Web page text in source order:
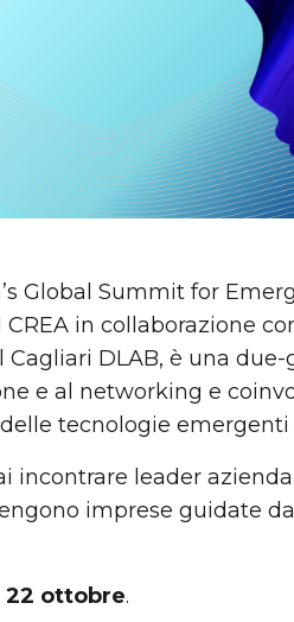
Global Summit for
in collaborazione
DLAB, è una
e al networking e
tecnologie emergenti
incontrare leader
imprese guidate
22 ottobre.